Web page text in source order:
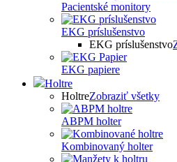
Pacientské monitory
EKG príslušenstvo
EKG príslušenstvo
EKG papiere
Holtre
HoltreZobraziť všetky
ABPM holter
Kombinovaný holter